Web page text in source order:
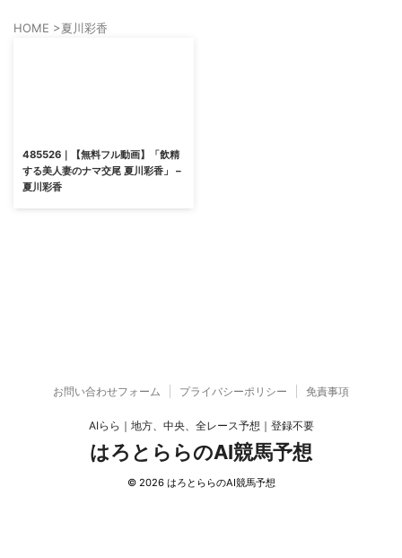
HOME >夏川彩香
485526｜【無料フル動画】「飲精
する美人妻のナマ交尾 夏川彩香」 –
夏川彩香
お問い合わせフォーム プライバシーポリシー 免責事項
AIらら｜地方、中央、全レース予想｜登録不要
はろとららのAI競馬予想
© 2026 はろとららのAI競馬予想